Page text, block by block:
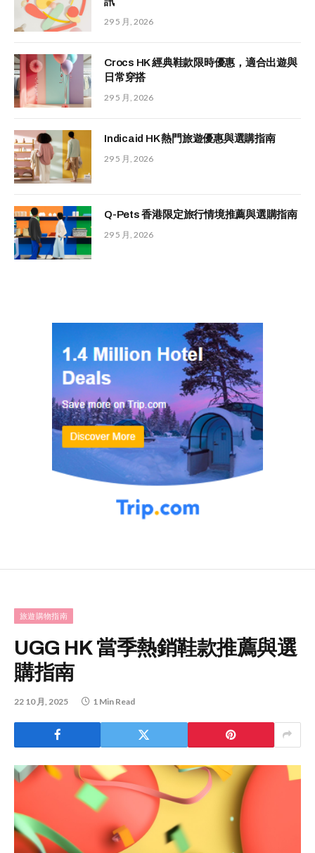
29 5 月, 2026
Crocs HK 經典鞋款限時優惠，適合出遊與
日常穿搭
29 5 月, 2026
Indicaid HK 熱門旅遊優惠與選購指南
29 5 月, 2026
Q-Pets 香港限定旅行情境推薦與選購指南
29 5 月, 2026
旅遊購物指南
UGG HK 當季熱銷鞋款推薦與選
購指南
22 10 月, 2025 1 Min Read